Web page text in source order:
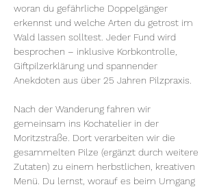
woran du gefährliche Doppelgänger
erkennst und welche Arten du getrost im
Wald lassen solltest. Jeder Fund wird
besprochen – inklusive Korbkontrolle,
Giftpilzerklärung und spannender
Anekdoten aus über 25 Jahren Pilzpraxis.
Nach der Wanderung fahren wir
gemeinsam ins Kochatelier in der
Moritzstraße. Dort verarbeiten wir die
gesammelten Pilze (ergänzt durch weitere
Zutaten) zu einem herbstlichen, kreativen
Menü. Du lernst, worauf es beim Umgang